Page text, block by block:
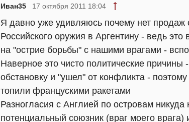
Иван35 17 октября 2011 18:04
Я давно уже удивляюсь почему нет продаж
Российского оружия в Аргентину - ведь
на "острие борьбы" с нашими врагами -
Наверное это чисто политические причины
обстановку и "ушел" от конфликта -
топили францускими ракетами
Разногласия с Англией по островам
потенциальный союзник (враг моего